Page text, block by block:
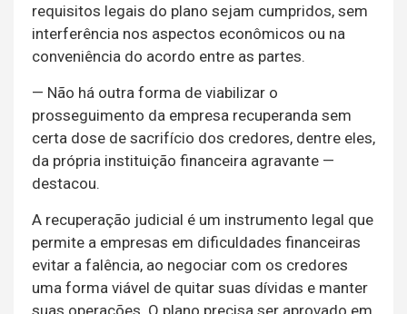
requisitos legais do plano sejam cumpridos, sem
interferência nos aspectos econômicos ou na
conveniência do acordo entre as partes.
— Não há outra forma de viabilizar o
prosseguimento da empresa recuperanda sem
certa dose de sacrifício dos credores, dentre eles,
da própria instituição financeira agravante —
destacou.
A recuperação judicial é um instrumento legal que
permite a empresas em dificuldades financeiras
evitar a falência, ao negociar com os credores
uma forma viável de quitar suas dívidas e manter
suas operações. O plano precisa ser aprovado em